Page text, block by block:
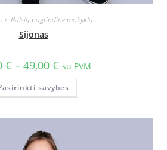
r. Balsių pagrindinė mokykla
Sijonas
€ – 49,00 € su PVM
savybes